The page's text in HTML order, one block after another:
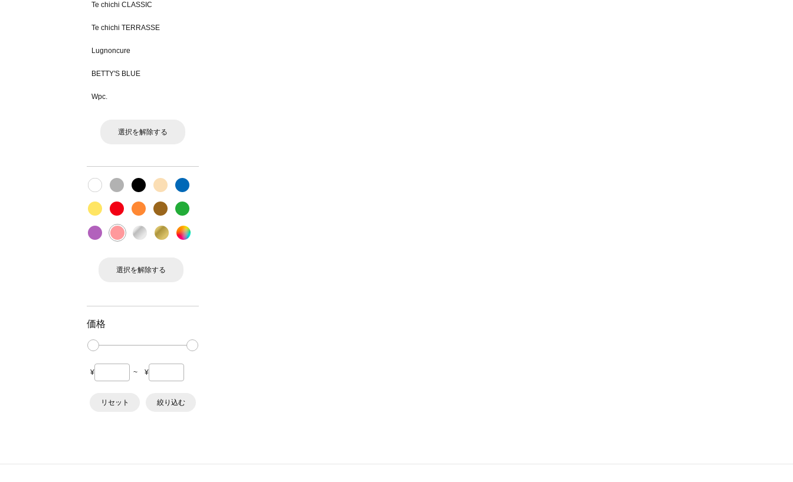
Te chichi CLASSIC
Te chichi TERRASSE
Lugnoncure
BETTY'S BLUE
Wpc.
選択を解除する
選択を解除する
価格
¥ ~ ¥
リセット 絞り込む